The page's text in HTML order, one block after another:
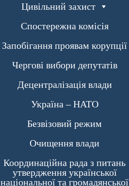
Цивільний захист
Спостережна комісія
Запобігання проявам корупції
Чергові вибори депутатів
Децентралізація влади
Україна – НАТО
Безвізовий режим
Очищення влади
Координаційна рада з питань
утвердження української
національної та громадянської